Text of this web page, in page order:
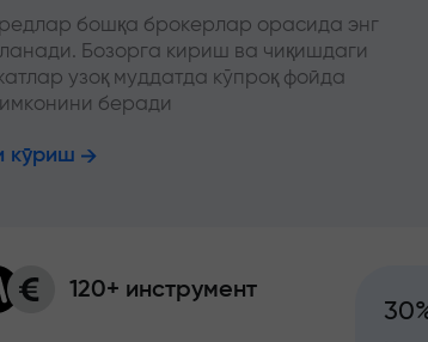
бошқа брокерлар орасида энг
Бозорга кириш ва чиқишдаги
узоқ муддатда кўпроқ фойда
беради
кўриш
120+ инструмент